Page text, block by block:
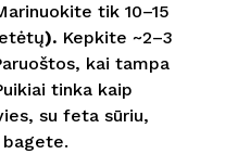
tik 10–15
). Kepkite ~2–3
kai tampa
tinka kaip
su feta sūriu,